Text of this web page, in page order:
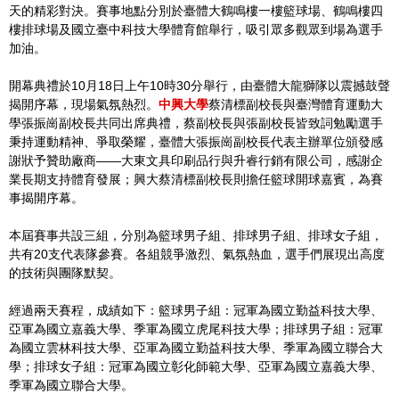
天的精彩對決。賽事地點分別於臺體大鶴鳴樓一樓籃球場、鶴鳴樓四
樓排球場及國立臺中科技大學體育館舉行，吸引眾多觀眾到場為選手
加油。
開幕典禮於10月18日上午10時30分舉行，由臺體大龍獅隊以震撼鼓聲
揭開序幕，現場氣氛熱烈。 中興大學蔡清標副校長與臺灣體育運動大
學張振崗副校長共同出席典禮，蔡副校長與張副校長皆致詞勉勵選手
秉持運動精神、爭取榮耀，臺體大張振崗副校長代表主辦單位頒發感
謝狀予贊助廠商——大東文具印刷品行與升睿行銷有限公司，感謝企
業長期支持體育發展；興大蔡清標副校長則擔任籃球開球嘉賓，為賽
事揭開序幕。
本屆賽事共設三組，分別為籃球男子組、排球男子組、排球女子組，
共有20支代表隊參賽。各組競爭激烈、氣氛熱血，選手們展現出高度
的技術與團隊默契。
經過兩天賽程，成績如下：籃球男子組：冠軍為國立勤益科技大學、
亞軍為國立嘉義大學、季軍為國立虎尾科技大學；排球男子組：冠軍
為國立雲林科技大學、亞軍為國立勤益科技大學、季軍為國立聯合大
學；排球女子組：冠軍為國立彰化師範大學、亞軍為國立嘉義大學、
季軍為國立聯合大學。